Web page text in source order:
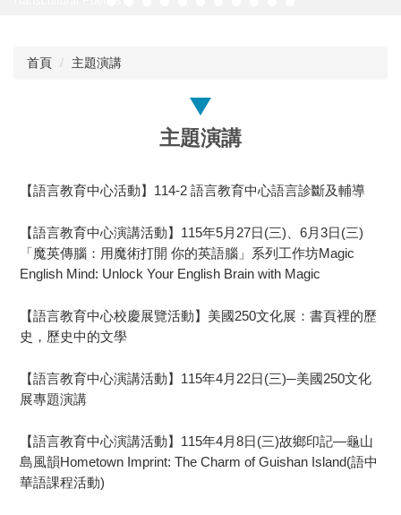
首頁 主題演講
主題演講
【語言教育中心活動】114-2 語言教育中心語言診斷及輔導
【語言教育中心演講活動】115年5月27日(三)、6月3日(三)
「魔英傳腦：用魔術打開 你的英語腦」系列工作坊Magic
English Mind: Unlock Your English Brain with Magic
【語言教育中心校慶展覽活動】美國250文化展：書頁裡的歷
史，歷史中的文學
【語言教育中心演講活動】115年4月22日(三)─美國250文化
展專題演講
【語言教育中心演講活動】115年4月8日(三)故鄉印記—龜山
島風韻Hometown Imprint: The Charm of Guishan Island(語中
華語課程活動)